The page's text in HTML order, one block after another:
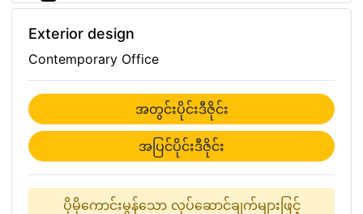
Exterior design
Contemporary Office
အတွင်းပိုင်းဒီဇိုင်း
အပြင်ပိုင်းဒီဇိုင်း
ပိုမိုကောင်းမွန်သော လုပ်ဆောင်ချက်များဖြင့်